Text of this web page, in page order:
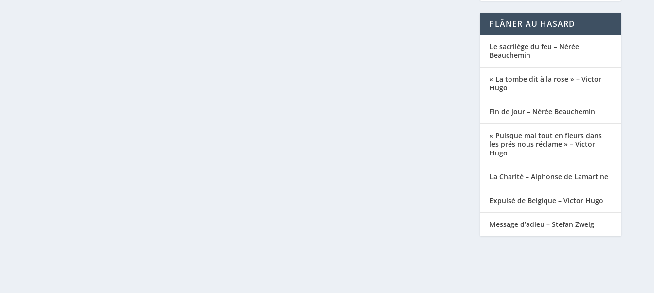
FLÂNER AU HASARD
Le sacrilège du feu – Nérée
Beauchemin
« La tombe dit à la rose » – Victor
Hugo
Fin de jour – Nérée Beauchemin
« Puisque mai tout en fleurs dans
les prés nous réclame » – Victor
Hugo
La Charité – Alphonse de Lamartine
Expulsé de Belgique – Victor Hugo
Message d’adieu – Stefan Zweig